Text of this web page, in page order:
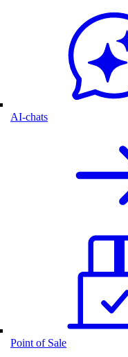
AI-chats
Point of Sale